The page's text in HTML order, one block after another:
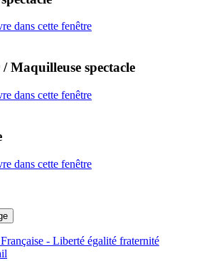
dans cette fenêtre
Maquilleuse spectacle
dans cette fenêtre
dans cette fenêtre